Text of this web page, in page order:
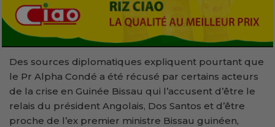
Des sources diplomatiques expliquent pourtant que
le Pr Alpha Condé a été récusé par certains acteurs
de la crise en Guinée Bissau qui l’accusent d’être le
relais du président Angolais, Dos Santos et d’être
proche de l’ex premier ministre Bissau guinéen,